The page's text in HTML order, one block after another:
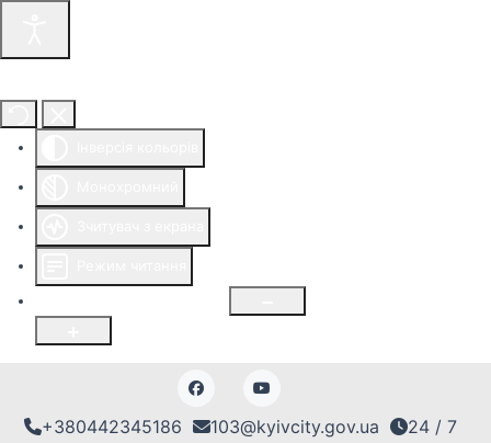
+380442345186 103@kyivcity.gov.ua 24 / 7